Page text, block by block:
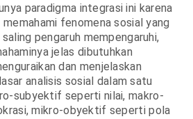
paradigma integrasi ini karena
fenomena sosial yang
pengaruh mempengaruhi,
jelas dibutuhkan
dan menjelaskan
analisis sosial dalam satu
subyektif seperti nilai, makro-
mikro-obyektif seperti pola